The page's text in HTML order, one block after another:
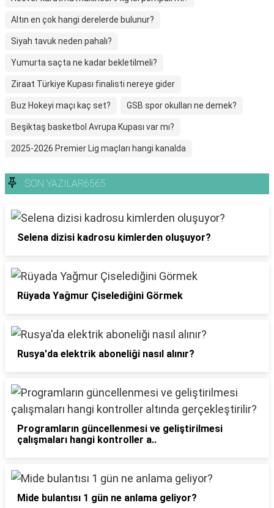
Altın en çok hangi derelerde bulunur?
Siyah tavuk neden pahalı?
Yumurta saçta ne kadar bekletilmeli?
Ziraat Türkiye Kupası finalisti nereye gider
Buz Hokeyi maçı kaç set? GSB spor okulları ne demek?
Beşiktaş basketbol Avrupa Kupası var mı?
2025-2026 Premier Lig maçları hangi kanalda
SON YAZILAR6565
Selena dizisi kadrosu kimlerden oluşuyor?
Rüyada Yağmur Çiselediğini Görmek
Rusya'da elektrik aboneliği nasıl alınır?
Programların güncellenmesi ve geliştirilmesi
çalışmaları hangi kontroller a..
Mide bulantısı 1 gün ne anlama geliyor?